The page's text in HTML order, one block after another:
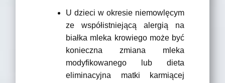
U dzieci w okresie niemowlęcym
ze współistniejącą alergią na
białka mleka krowiego może być
konieczna zmiana mleka
modyfikowanego lub dieta
eliminacyjna matki karmiącej